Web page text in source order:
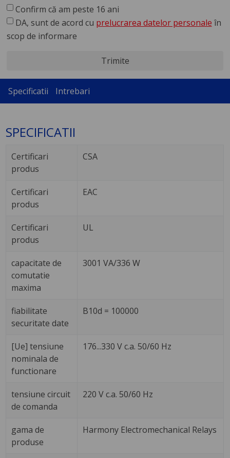
Confirm că am peste 16 ani
DA, sunt de acord cu prelucrarea datelor personale în
scop de informare
Trimite
Specificatii Intrebari
SPECIFICATII
Certificari
produs
CSA
Certificari
produs
EAC
Certificari
produs
UL
capacitate de
comutatie
maxima
3001 VA/336 W
fiabilitate
securitate date
B10d = 100000
[Ue] tensiune
nominala de
functionare
176...330 V c.a. 50/60 Hz
tensiune circuit
de comanda
220 V c.a. 50/60 Hz
gama de
produse
Harmony Electromechanical Relays